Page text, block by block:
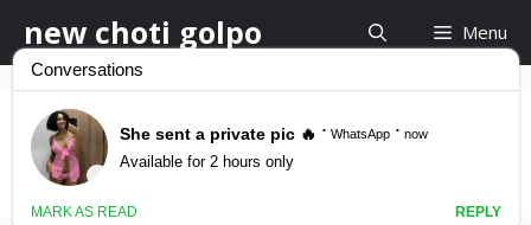
to
content
new choti golpo Menu
কলকাতা পানু কাহিনী